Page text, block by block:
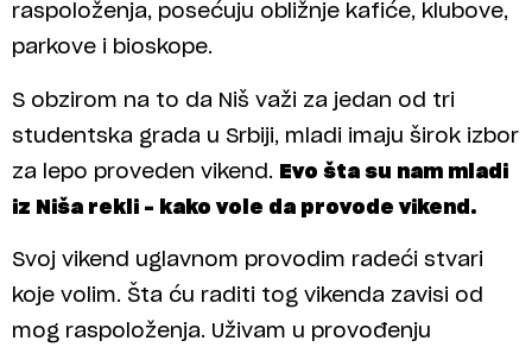
raspoloženja, posećuju obližnje kafiće, klubove,
parkove i bioskope.
S obzirom na to da Niš važi za jedan od tri
studentska grada u Srbiji, mladi imaju širok izbor
za lepo proveden vikend.
Evo šta su nam mladi
iz Niša rekli – kako vole da provode vikend.
Svoj vikend uglavnom provodim radeći stvari
koje volim. Šta ću raditi tog vikenda zavisi od
mog raspoloženja. Uživam u provođenju